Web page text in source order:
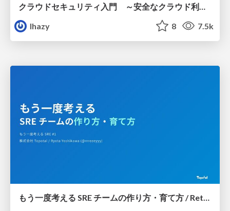
lhazy
8 7.5k
もう一度考える SRE チームの作り方・育て方 / Rethinking SRE #1: Building and Growing SRE Teams